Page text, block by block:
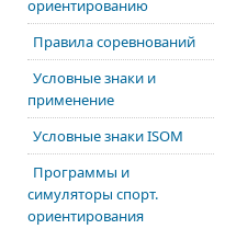
ориентированию
Правила соревнований
Условные знаки и
применение
Условные знаки ISOM
Программы и
симуляторы спорт.
ориентирования